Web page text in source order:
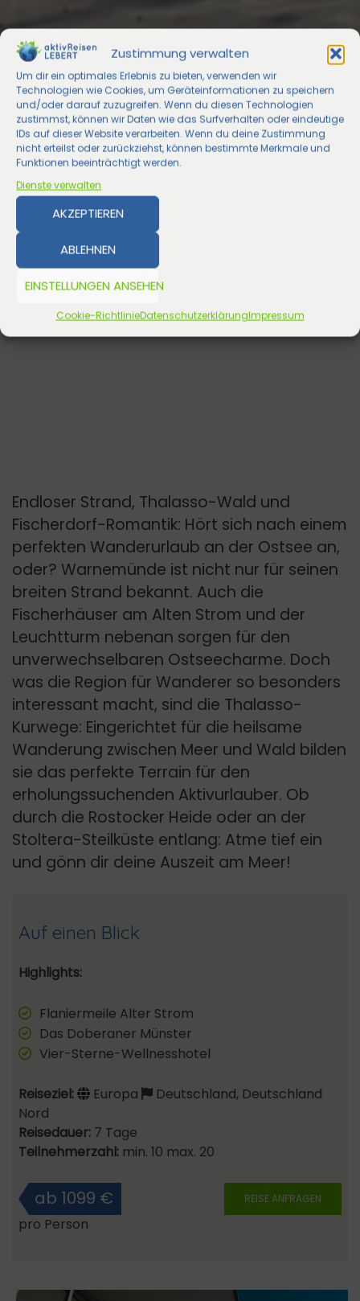
Zustimmung verwalten
Um dir ein optimales Erlebnis zu bieten, verwenden wir
Technologien wie Cookies, um Geräteinformationen zu speichern
und/oder darauf zuzugreifen. Wenn du diesen Technologien
zustimmst, können wir Daten wie das Surfverhalten oder eindeutige
IDs auf dieser Website verarbeiten. Wenn du deine Zustimmung
nicht erteilst oder zurückziehst, können bestimmte Merkmale und
Funktionen beeinträchtigt werden.
Dienste verwalten
AKZEPTIEREN
ABLEHNEN
EINSTELLUNGEN ANSEHEN
Cookie-RichtlinieDatenschutzerklärungImpressum
Endloser Strand, Thalasso-Wald und
Fischerdorf-Romantik: Hört sich nach einem
perfekten Wanderurlaub an der Ostsee an,
oder? Warnemünde ist nicht nur für seinen
breiten Strand bekannt. Auch die
Fischerhäuser am Alten Strom und der
Leuchtturm nebenan sorgen für den
unverwechselbaren Ostseecharme. Doch
was die Region für Wanderer so besonders
interessant macht, sind die Thalasso-
Kurwege: Eingerichtet für die heilsame
Wanderung zwischen Meer und Wald bilden
sie das perfekte Terrain für den
erholungssuchenden Aktivurlauber. Ob
durch die Rostocker Heide oder an der
Stoltera-Steilküste entlang: Atme tief ein
und gönn dir deine Auszeit am Meer!
Auf einen Blick
Highlights:
Flaniermeile Alter Strom
Das Doberaner Münster
Vier-Sterne-Wellnesshotel
Reiseziel: Europa
Deutschland, Deutschland
Nord
Reisedauer: 7 Tage
Teilnehmerzahl: min. 10 max. 20
REISE ANFRAGEN
ab 1099 €
pro Person